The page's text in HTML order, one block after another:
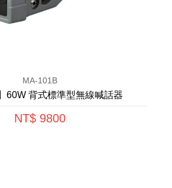
MA-101B
60W 背式標準型無線喊話器
NT$ 9800